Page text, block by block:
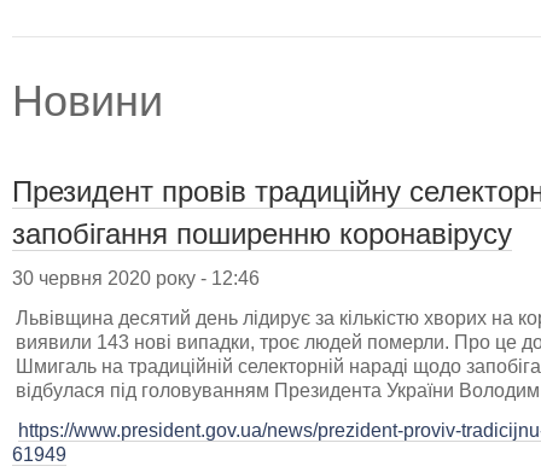
Новини
Президент провів традиційну
запобігання поширенню коронавірусу
30 червня 2020 року - 12:46
Львівщина десятий день лідирує за кількістю хворих на
виявили 143 нові випадки, троє людей померли. Про це
Шмигаль на традиційній селекторній нараді щодо
відбулася під головуванням Президента України
https://www.president.gov.ua/news/prezident-proviv-
61949